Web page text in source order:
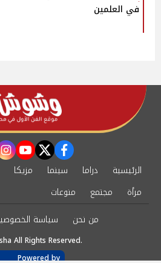
في العلمين
facebook
twitter
الرئيسية دراما سينما مزيكا
مرأة
مجتمع
منوعات
من نحن
سياسة
All Rights Reserved.
Powered by